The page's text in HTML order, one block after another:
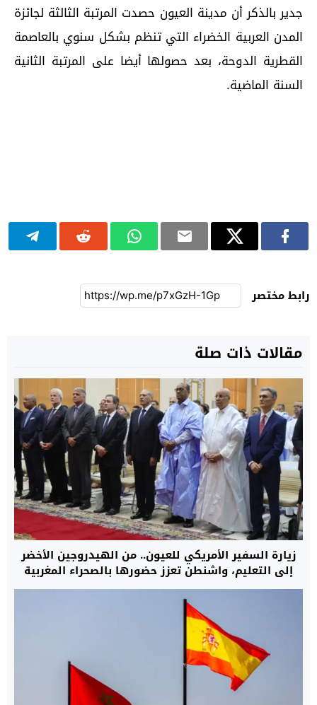
جدير بالذكر أن مدينة العيون حصدت المرتبة الثالثة لجائزة
المدن العربية الخضراء التي تنظم بشكل سنوي بالعاصمة
القطرية الدوحة، بعد حصولها أيضا على المرتبة الثانية
السنة الماضية.
رابط مختصر
مقالات ذات صلة
زيارة السفير الأمريكي للعيون.. من الهيدروجين الأخضر
إلى التعليم، واشنطن تعزز حضورها بالصحراء المغربية